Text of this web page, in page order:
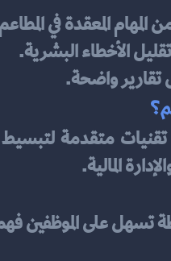
المعقدة في
الأخطاء البشرية.
تقارير واضحة.
المالية.
تسهل على الموظفين